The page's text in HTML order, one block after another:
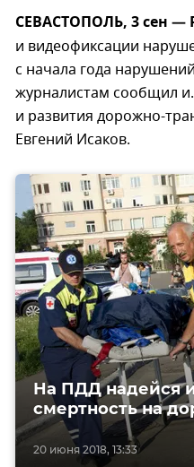
СЕВАСТОПОЛЬ, 3 сен
и видеофиксации
с начала года
журналистам сообщил
и развития дорожно-
Евгений Исаков.
20 июня 2018, 13:33
На ПДД надейся
смертность на